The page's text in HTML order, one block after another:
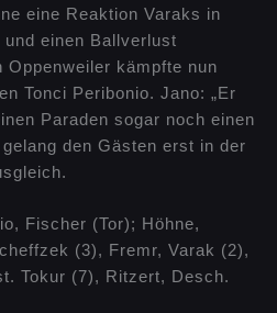
eine Reaktion Varaks in
einen Ballverlust
kämpfte nun
Tonci Peribonio. Jano: „Er
Paraden sogar noch einen
den Gästen erst in der
Fischer (Tor); Höhne,
(3), Fremr, Varak (2),
Tokur (7), Ritzert, Desch.